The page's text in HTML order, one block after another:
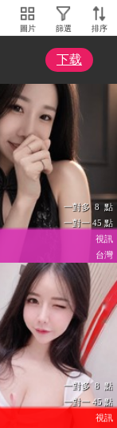
圖片 篩選 排序
下载
一對多 8 點
一對一 45 點
視訊
台灣
一對多 8 點
一對一 45 點
視訊